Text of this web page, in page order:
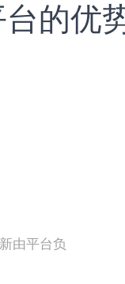
的优
由平台负